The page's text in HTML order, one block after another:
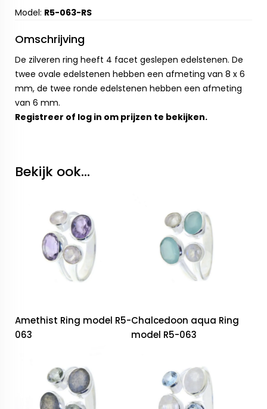
Model: R5-063-RS
Omschrijving
De zilveren ring heeft 4 facet geslepen edelstenen. De
twee ovale edelstenen hebben een afmeting van 8 x 6
mm, de twee ronde edelstenen hebben een afmeting
van 6 mm.
Registreer of log in om prijzen te bekijken.
Bekijk ook...
Amethist Ring model R5-
063
Chalcedoon aqua Ring
model R5-063